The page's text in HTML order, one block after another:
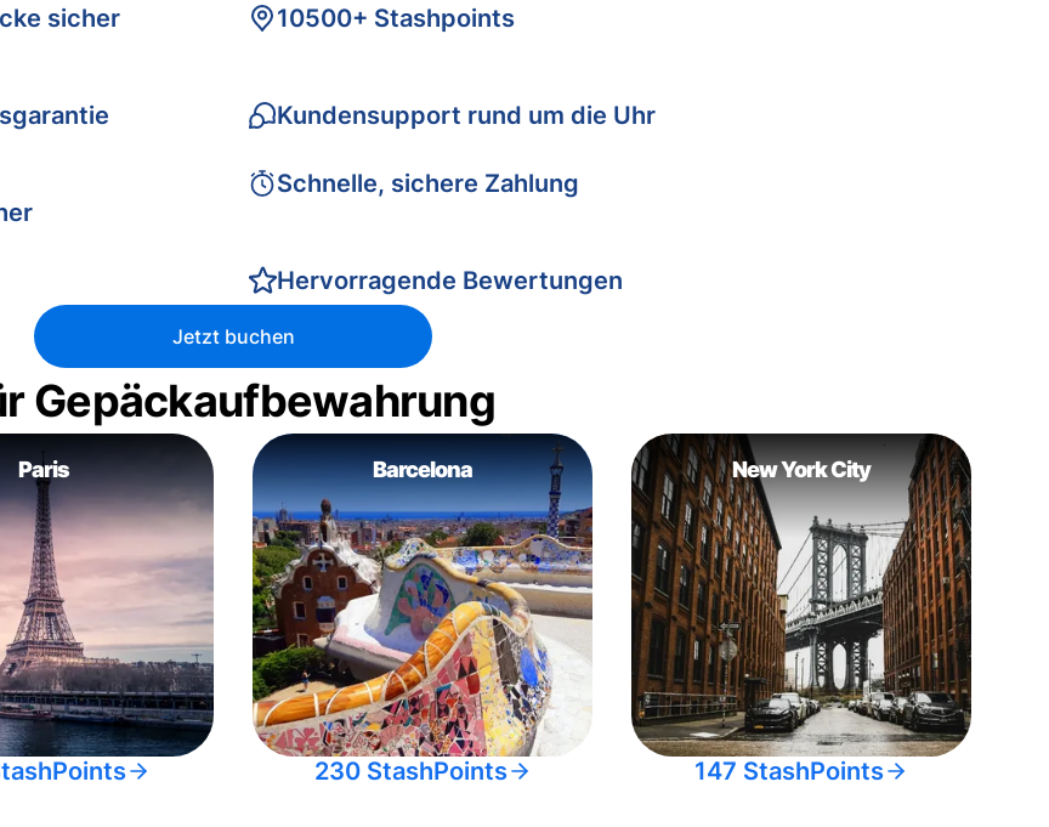
sicher
10500+ Stashpoints
Kundensupport rund um die Uhr
Schnelle, sichere Zahlung
Hervorragende Bewertungen
Jetzt buchen
Gepäckaufbewahrung
Paris Barcelona
230 StashPoints
New York City
147 StashPoints